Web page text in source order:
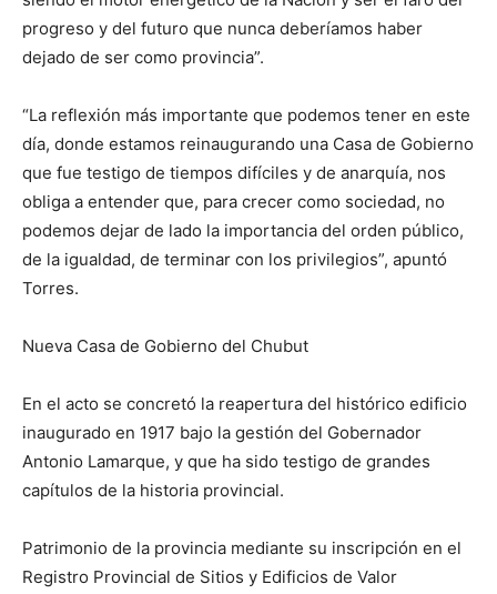
progreso y del futuro que nunca deberíamos haber
dejado de ser como provincia”.
“La reflexión más importante que podemos tener en este
día, donde estamos reinaugurando una Casa de Gobierno
que fue testigo de tiempos difíciles y de anarquía, nos
obliga a entender que, para crecer como sociedad, no
podemos dejar de lado la importancia del orden público,
de la igualdad, de terminar con los privilegios”, apuntó
Torres.
Nueva Casa de Gobierno del Chubut
En el acto se concretó la reapertura del histórico edificio
inaugurado en 1917 bajo la gestión del Gobernador
Antonio Lamarque, y que ha sido testigo de grandes
capítulos de la historia provincial.
Patrimonio de la provincia mediante su inscripción en el
Registro Provincial de Sitios y Edificios de Valor